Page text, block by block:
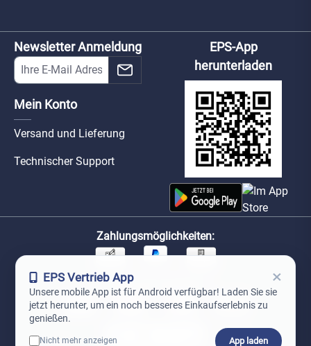
Newsletter Anmeldung
Mein Konto
Versand und Lieferung
Technischer Support
EPS-App
herunterladen
Zahlungsmöglichkeiten:
Unsere Versandpartner:
EPS Vertrieb App ×
Unsere mobile App ist für Android verfügbar! Laden Sie sie
jetzt herunter, um ein noch besseres Einkaufserlebnis zu
genießen.
Nicht mehr anzeigen App laden